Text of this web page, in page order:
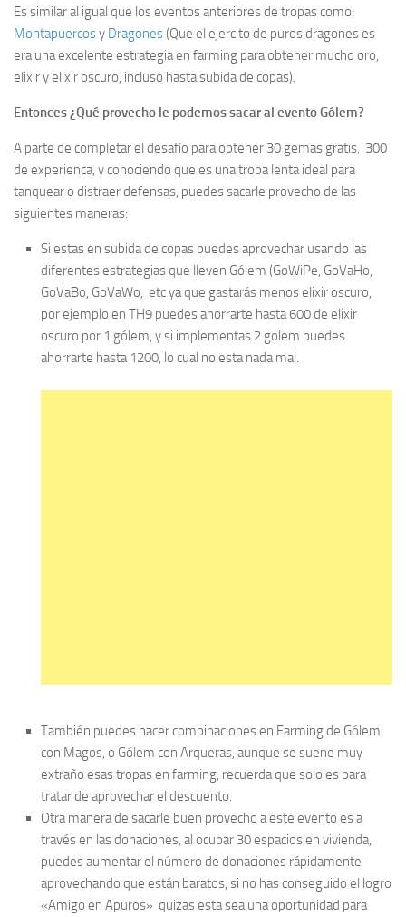
Es similar al igual que los eventos anteriores de tropas como;
Montapuercosy Dragones(Que el ejercito de puros dragones es
era una excelente estrategia en farming para obtener mucho oro,
elixir y elixir oscuro, incluso hasta subida de copas).
Entonces ¿Qué provecho le podemos sacar al evento Gólem?
A parte de completar el desafío para obtener 30 gemas gratis, 300
de experienca, y conociendo que es una tropa lenta ideal para
tanquear o distraer defensas, puedes sacarle provecho de las
siguientes maneras:
Si estas en subida de copas puedes aprovechar usando las
diferentes estrategias que lleven Gólem (GoWiPe, GoVaHo,
GoVaBo, GoVaWo, etc ya que gastarás menos elixir oscuro,
por ejemplo en TH9 puedes ahorrarte hasta 600 de elixir
oscuro por 1 gólem, y si implementas 2 golem puedes
ahorrarte hasta 1200, lo cual no esta nada mal.
También puedes hacer combinaciones en Farming de Gólem
con Magos, o Gólem con Arqueras, aunque se suene muy
extraño esas tropas en farming, recuerda que solo es para
tratar de aprovechar el descuento.
Otra manera de sacarle buen provecho a este evento es a
través en las donaciones, al ocupar 30 espacios en vivienda,
puedes aumentar el número de donaciones rápidamente
aprovechando que están baratos, si no has conseguido el logro
«Amigo en Apuros» quizas esta sea una oportunidad para